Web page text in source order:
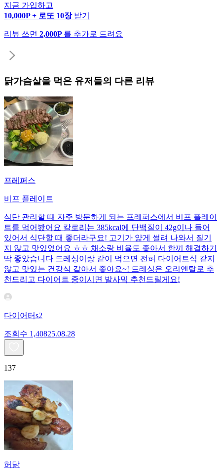
지금 가입하고
10,000P + 로또 10장 받기
리뷰 쓰면 2,000P 를 추가로 드려요
닭가슴살을 먹은 유저들의 다른 리뷰
프레퍼스
비프 플레이트
식단 관리할 때 자주 방문하게 되는 프레퍼스에서 비프 플레이
트를 먹어봤어요 칼로리는 385kcal에 단백질이 42g이나 들어
있어서 식단할 때 좋더라구요! 고기가 얇게 썰려 나와서 질기
지 않고 맛있었어요 ㅎㅎ 채소랑 비율도 좋아서 한끼 해결하기
딱 좋았습니다 드레싱이랑 같이 먹으면 전혀 다이어트식 같지
않고 맛있는 건강식 같아서 좋아요~! 드레싱은 오리엔탈로 추
천드리고 다이어트 중이시면 발사믹 추천드릴게요!
다이어터s2
조회수 1,40825.08.28
137
허닭